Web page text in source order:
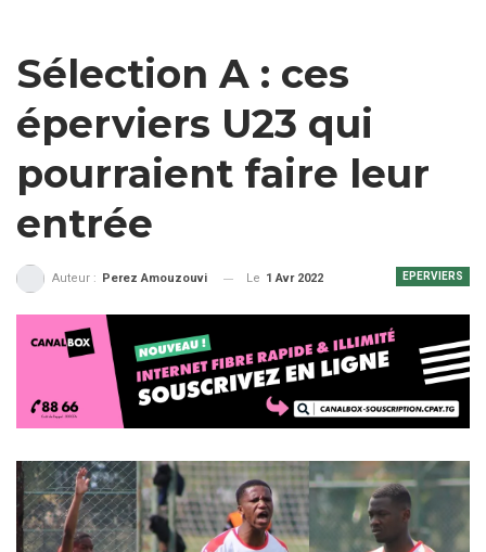
Sélection A : ces
éperviers U23 qui
pourraient faire leur
entrée
EPERVIERS
Auteur : Perez Amouzouvi Le 1 Avr 2022